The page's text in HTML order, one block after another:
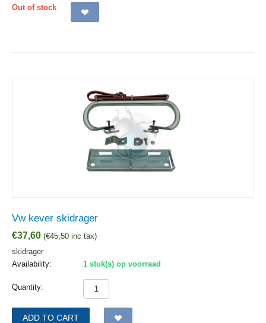
Out of stock
Vw kever skidrager
€37,60 (€45,50 inc tax)
skidrager
Availability:
1 stuk(s) op voorraad
Quantity:
ADD TO CART